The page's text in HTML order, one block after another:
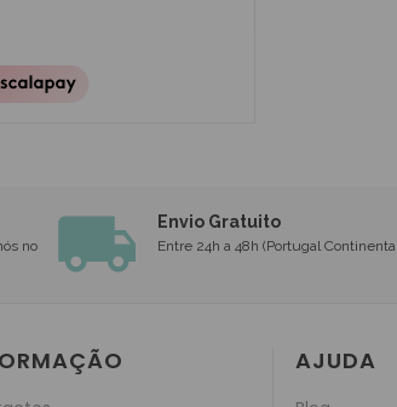
no
Envio Gratuito
Entre 24h a 48h (Portugal
AJUDA